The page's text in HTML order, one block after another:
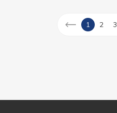
1 2 3